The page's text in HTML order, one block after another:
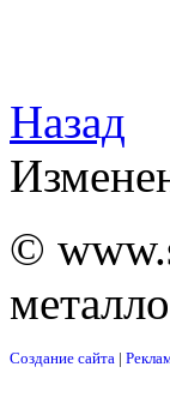
Назад
©
Создание сайта |